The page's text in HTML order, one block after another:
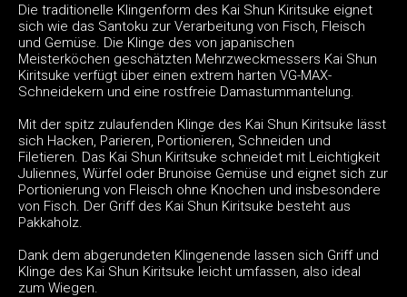
Die traditionelle Klingenform des Kai Shun Kiritsuke eignet
sich wie das Santoku zur Verarbeitung von Fisch, Fleisch
und Gemüse. Die Klinge des von japanischen
Meisterköchen geschätzten Mehrzweckmessers Kai Shun
Kiritsuke verfügt über einen extrem harten VG-MAX-
Schneidekern und eine rostfreie Damastummantelung.
Mit der spitz zulaufenden Klinge des Kai Shun Kiritsuke lässt
sich Hacken, Parieren, Portionieren, Schneiden und
Filetieren. Das Kai Shun Kiritsuke schneidet mit Leichtigkeit
Juliennes, Würfel oder Brunoise Gemüse und eignet sich zur
Portionierung von Fleisch ohne Knochen und insbesondere
von Fisch. Der Griff des Kai Shun Kiritsuke besteht aus
Pakkaholz.
Dank dem abgerundeten Klingenende lassen sich Griff und
Klinge des Kai Shun Kiritsuke leicht umfassen, also ideal
zum Wiegen.